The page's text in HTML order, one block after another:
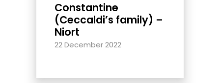
Constantine
(Ceccaldi’s family) –
Niort
22 December 2022